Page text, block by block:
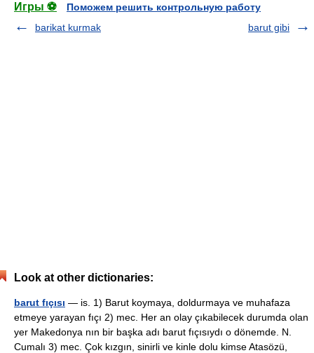
Игры ⚽
Поможем решить контрольную работу
barikat kurmak
barut gibi
Look at other dictionaries:
barut fıçısı — is. 1) Barut koymaya, doldurmaya ve muhafaza
etmeye yarayan fıçı 2) mec. Her an olay çıkabilecek durumda olan
yer Makedonya nın bir başka adı barut fıçısıydı o dönemde. N.
Cumalı 3) mec. Çok kızgın, sinirli ve kinle dolu kimse Atasözü,